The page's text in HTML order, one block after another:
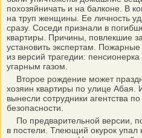
похозяйничать и на балконе. В
на труп женщины. Ее личность
сразу. Соседи признали в
квартиры. Причины, повлекшие
установить экспертам.
из версий трагедии:
угарным газом.
Второе рождение может
хозяин квартиры по улице Абая.
вынесли сотрудники агентства
безопасности.
По предварительной версии,
в постели. Тлеющий окурок упал